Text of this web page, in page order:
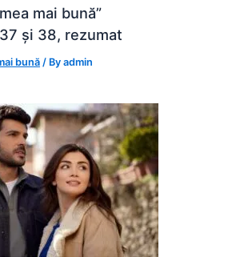
mai bună”
și 38, rezumat
bună / Byadmin